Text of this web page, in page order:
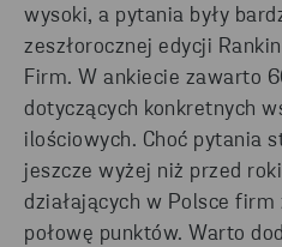
wysoki, a pytania były
zeszłorocznej edycji
Firm. W ankiecie zawarto
dotyczących konkretnych
ilościowych. Choć pytania
jeszcze wyżej niż przed
działających w Polsce firm
połowę punktów. Warto